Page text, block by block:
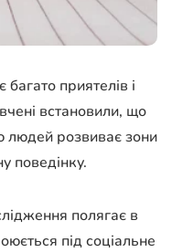
приятелів і
встановили, що
людей розвиває зони
поведінку.
полягає в
під соціальне